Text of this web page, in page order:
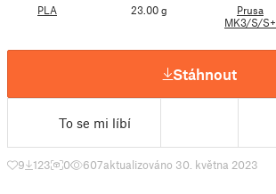
PLA 23.00 g
Prusa
MK3/S/S+
Stáhnout
To se mi líbí
9 123 0 607aktualizováno 30. května 2023